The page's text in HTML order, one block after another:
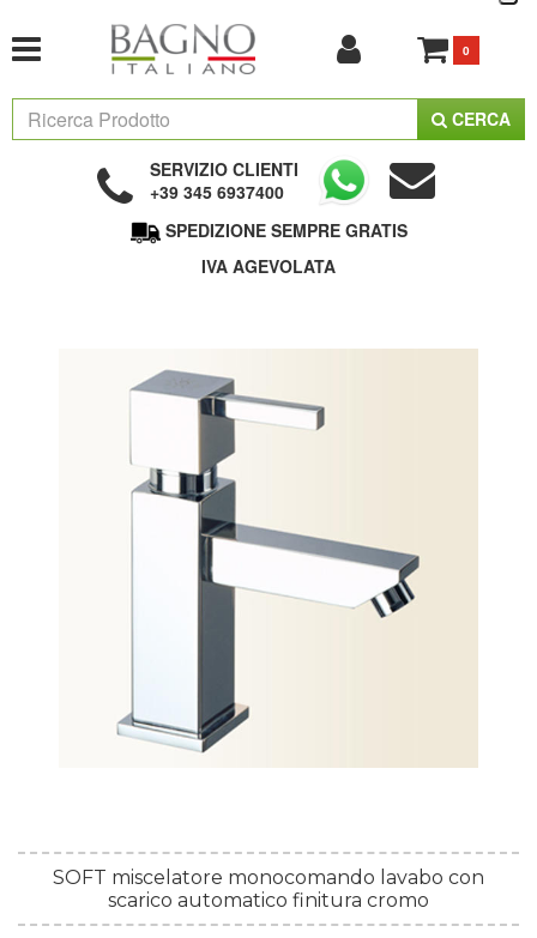
0
CERCA
SERVIZIO CLIENTI
+39 345 6937400
SPEDIZIONE SEMPRE GRATIS
IVA AGEVOLATA
SOFT miscelatore monocomando lavabo con
scarico automatico finitura cromo